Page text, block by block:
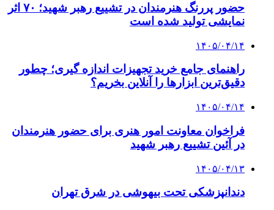
حضور پررنگ هنرمندان در تشییع رهبر شهید؛ ۷۰ اثر
نمایشی تولید شده است
۱۴۰۵/۰۴/۱۴
راهنمای جامع خرید تجهیزات اندازه گیری؛ چطور
دقیق‌ترین ابزارها را آنلاین بخریم؟
۱۴۰۵/۰۴/۱۴
فراخوان معاونت امور هنری برای حضور هنرمندان
در آئین تشییع رهبر شهید
۱۴۰۵/۰۴/۱۳
دندانپزشکی تحت بیهوشی در شرق تهران